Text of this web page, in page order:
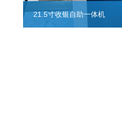
21.5寸收银自助一体机